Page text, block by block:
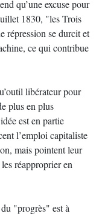
qu’une excuse pour
1830, "les Trois
répression se durcit et
ce qui contribue
libérateur pour
plus en plus
est en partie
l’emploi capitaliste
mais pointent leur
réapproprier en
"progrès" est à